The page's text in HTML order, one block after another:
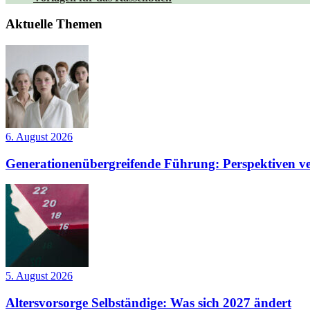
Aktuelle Themen
6. August 2026
Generationenübergreifende Führung: Perspektiven
5. August 2026
Altersvorsorge Selbständige: Was sich 2027 ändert